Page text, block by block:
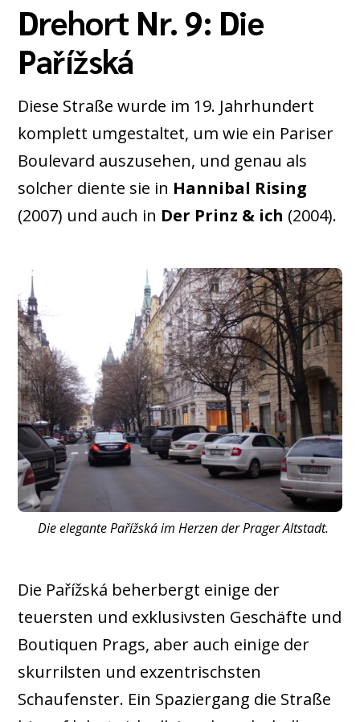
Drehort Nr. 9: Die
Pařížská
Diese Straße wurde im 19. Jahrhundert
komplett umgestaltet, um wie ein Pariser
Boulevard auszusehen, und genau als
solcher diente sie in Hannibal Rising
(2007) und auch in Der Prinz & ich (2004).
Die elegante Pařížská im Herzen der Prager Altstadt.
Die Pařížská beherbergt einige der
teuersten und exklusivsten Geschäfte und
Boutiquen Prags, aber auch einige der
skurrilsten und exzentrischsten
Schaufenster. Ein Spaziergang die Straße